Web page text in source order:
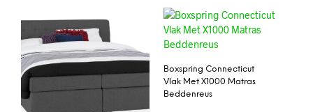
Boxspring Connecticut
Vlak Met X1000 Matras
Beddenreus